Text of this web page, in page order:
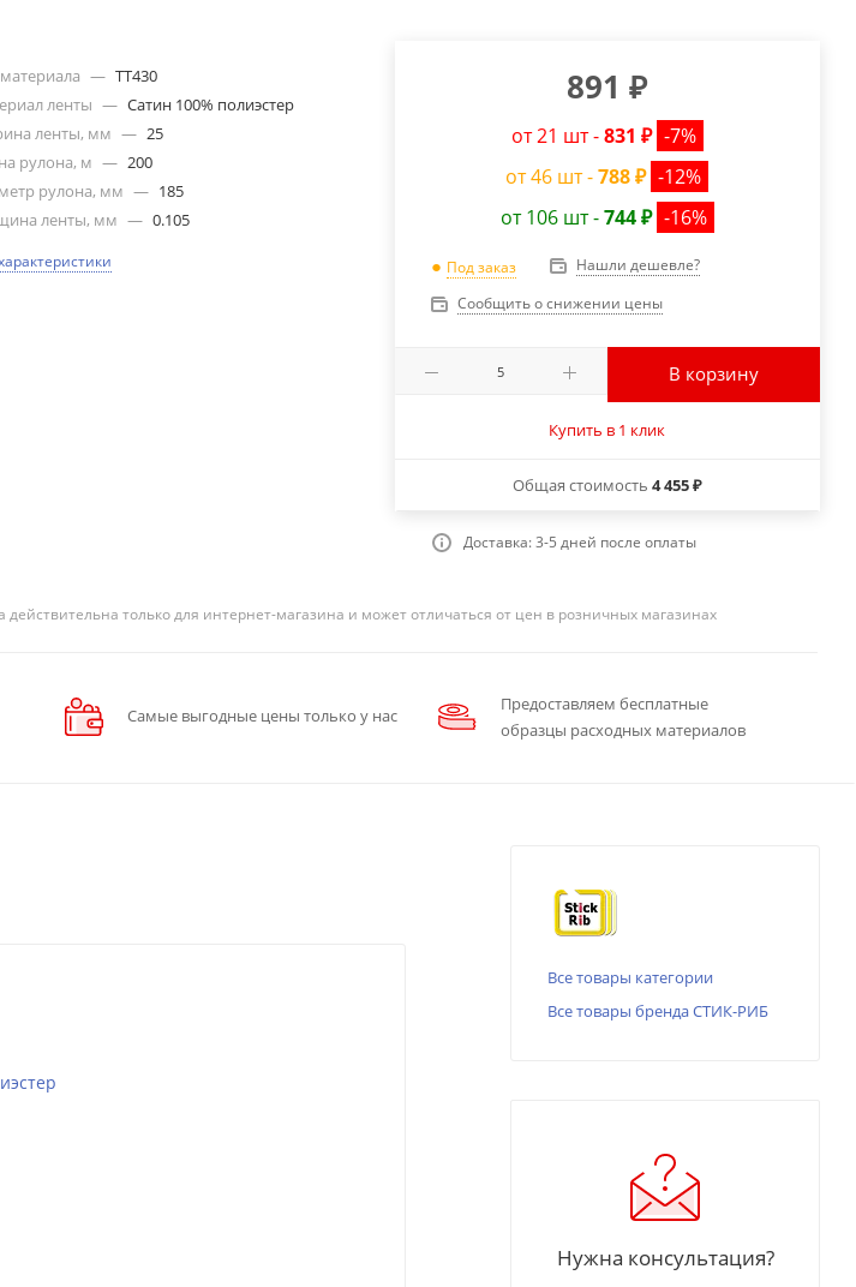
— TT430
ленты — Сатин 100% полиэстер
ленты, мм — 25
рулона, м — 200
рулона, мм — 185
ленты, мм — 0.105
891 ₽
от 21 шт -831 ₽ -7%
от 46 шт -788 ₽ -12%
от 106 шт -744 ₽ -16%
Под заказ
Нашли дешевле?
Сообщить о снижении цены
В корзину
Купить в 1 клик
Общая стоимость 4 455 ₽
Доставка: 3-5 дней после оплаты
действительна только для интернет-магазина и может отличаться от цен в розничных магазинах
Самые выгодные цены только у нас
Предоставляем бесплатные
образцы расходных материалов
Все товары категории
Все товары бренда СТИК-РИБ
Нужна консультация?